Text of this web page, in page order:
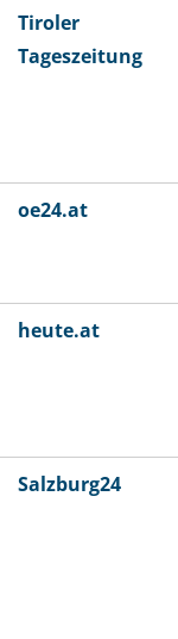
Tiroler
Tageszeitung
oe24.at
heute.at
Salzburg24